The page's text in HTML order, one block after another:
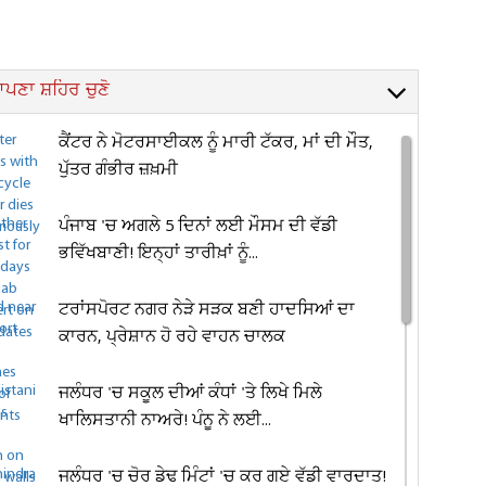
ਸ਼ਹਿਰ ਚੁਣੋ
ਕੈਂਟਰ ਨੇ ਮੋਟਰਸਾਈਕਲ ਨੂੰ ਮਾਰੀ ਟੱਕਰ, ਮਾਂ ਦੀ ਮੌਤ,
ਪੁੱਤਰ ਗੰਭੀਰ ਜ਼ਖ਼ਮੀ
ਪੰਜਾਬ 'ਚ ਅਗਲੇ 5 ਦਿਨਾਂ ਲਈ ਮੌਸਮ ਦੀ ਵੱਡੀ
ਭਵਿੱਖਬਾਣੀ! ਇਨ੍ਹਾਂ ਤਾਰੀਖ਼ਾਂ ਨੂੰ...
ਟਰਾਂਸਪੋਰਟ ਨਗਰ ਨੇੜੇ ਸੜਕ ਬਣੀ ਹਾਦਸਿਆਂ ਦਾ
ਕਾਰਨ, ਪ੍ਰੇਸ਼ਾਨ ਹੋ ਰਹੇ ਵਾਹਨ ਚਾਲਕ
ਜਲੰਧਰ 'ਚ ਸਕੂਲ ਦੀਆਂ ਕੰਧਾਂ 'ਤੇ ਲਿਖੇ ਮਿਲੇ
ਖਾਲਿਸਤਾਨੀ ਨਾਅਰੇ! ਪੰਨੂ ਨੇ ਲਈ...
ਜਲੰਧਰ 'ਚ ਚੋਰ ਡੇਢ ਮਿੰਟਾਂ 'ਚ ਕਰ ਗਏ ਵੱਡੀ ਵਾਰਦਾਤ!